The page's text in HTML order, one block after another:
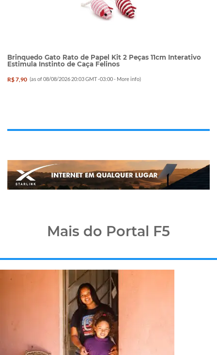
Brinquedo Gato Rato de Papel Kit 2 Peças 11cm Interativo
Estimula Instinto de Caça Felinos
R$ 7,90 (as of 08/08/2026 20:03 GMT -03:00 - More info)
Mais do Portal F5